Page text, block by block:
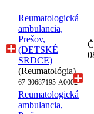
Reumatologická
ambulancia,
Prešov,
(DETSKÉ
SRDCE)
(Reumatológia)
67-30687195-A0002
Reumatologická
ambulancia,